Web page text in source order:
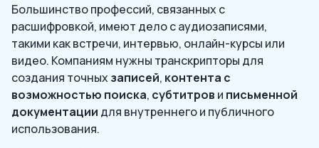
Большинство профессий, связанных с
расшифровкой, имеют дело с аудиозаписями,
такими как встречи, интервью, онлайн-курсы или
видео. Компаниям нужны транскрипторы для
создания точныхзаписей, контента с
возможностью поиска, субтитров и письменной
документации для внутреннего и публичного
использования.